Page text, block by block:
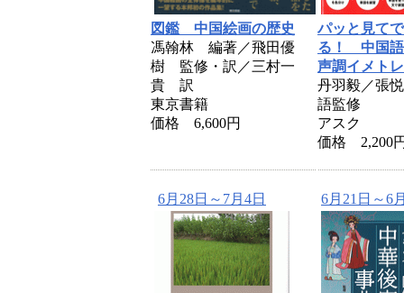
図鑑 中国絵画の歴史
馮翰林 編著／飛田優
樹 監修・訳／三村一
貴 訳
東京書籍
価格 6,600円
パッと見て
る！ 中国
声調イメト
丹羽毅／張
語監修
アスク
価格 2,200
6月28日～7月4日 6月21日～6